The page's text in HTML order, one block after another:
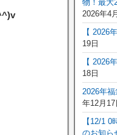
物！最大
2026年4
【 2026
19日
【 2026
18日
2026年
年12月17
【12/1
のお知ら